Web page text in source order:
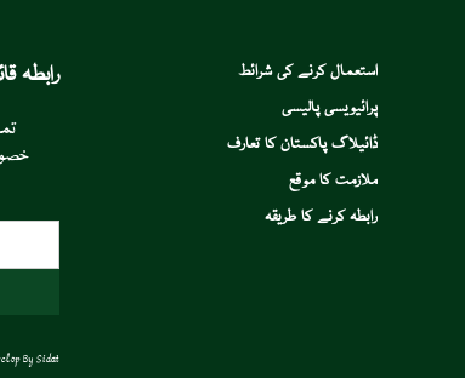
استعمال کرنے کی شرائط
پرائیویسی پالیسی
ڈائیلاگ پاکستان کا تعارف
ملازمت کا موقع
رابطہ کرنے کا طریقہ
رابطہ
By Sidat